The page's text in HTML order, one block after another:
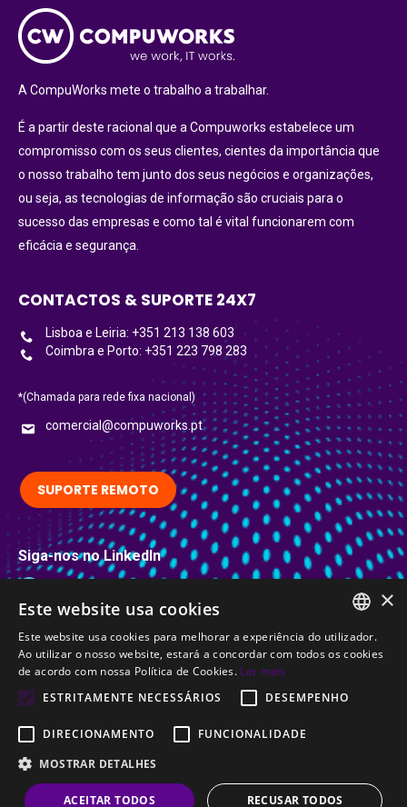
A CompuWorks mete o trabalho a trabalhar.
É a partir deste racional que a Compuworks estabelece um
compromisso com os seus clientes, cientes da importância que
o nosso trabalho tem junto dos seus negócios e organizações,
ou seja, as tecnologias de informação são cruciais para o
sucesso das empresas e como tal é vital funcionarem com
eficácia e segurança.
CONTACTOS & SUPORTE 24X7
Lisboa e Leiria: +351 213 138 603
Coimbra e Porto: +351 223 798 283
*(Chamada para rede fixa nacional)
comercial@compuworks.pt
SUPORTE REMOTO
Siga-nos no LinkedIn
LinkedIn
Certificações
© CompuWorks 2002-2026. All rights reserved.
PORTUGUESE
×
Este website usa cookies
Este website usa cookies para melhorar a experiência do utilizador.
Ao utilizar o nosso website, estará a concordar com todos os cookies
de acordo com nossa Política de Cookies. Ler mais
ESTRITAMENTE NECESSÁRIOS
DESEMPENHO
DIRECIONAMENTO
FUNCIONALIDADE
MOSTRAR DETALHES
ACEITAR TODOS RECUSAR TODOS